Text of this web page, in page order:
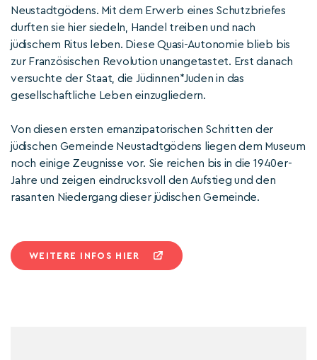
Neustadtgödens. Mit dem Erwerb eines Schutzbriefes
durften sie hier siedeln, Handel treiben und nach
jüdischem Ritus leben. Diese Quasi-Autonomie blieb bis
zur Französischen Revolution unangetastet. Erst danach
versuchte der Staat, die Jüdinnen*Juden in das
gesellschaftliche Leben einzugliedern.
Von diesen ersten emanzipatorischen Schritten der
jüdischen Gemeinde Neustadtgödens liegen dem Museum
noch einige Zeugnisse vor. Sie reichen bis in die 1940er-
Jahre und zeigen eindrucksvoll den Aufstieg und den
rasanten Niedergang dieser jüdischen Gemeinde.
WEITERE INFOS HIER